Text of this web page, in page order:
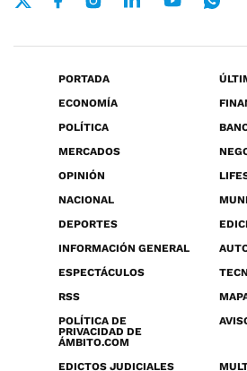
PORTADA
ECONOMÍA
POLÍTICA
MERCADOS
OPINIÓN
NACIONAL
DEPORTES
INFORMACIÓN GENERAL
ESPECTÁCULOS
RSS
POLÍTICA DE
PRIVACIDAD DE
ÁMBITO.COM
EDICTOS JUDICIALES